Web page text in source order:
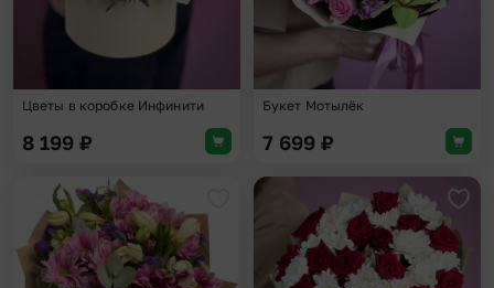
Цветы в коробке Инфинити
8 199 ₽
Букет Мотылёк
7 699 ₽
Добавить в избранное